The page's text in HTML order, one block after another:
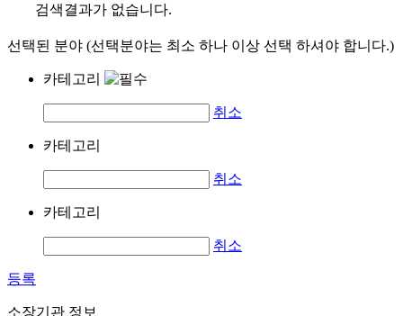
검색결과가 없습니다.
선택된 분야 (선택분야는 최소 하나 이상 선택 하셔야 합니다.)
카테고리
취소
카테고리
취소
카테고리
취소
등록
소장기관 정보